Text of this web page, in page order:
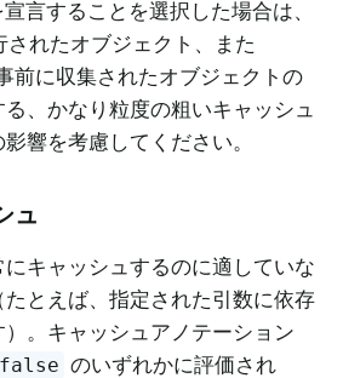
宣言することを選択した場合は、
されたオブジェクト、また
前に収集されたオブジェクトの
、かなり粒度の粗いキャッシュ
響を考慮してください。
ュ
キャッシュするのに適していな
とえば、指定された引数に依存
。キャッシュアノテーション
false のいずれかに評価され